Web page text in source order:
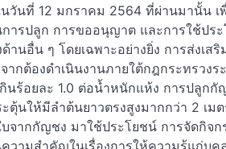
วันที่ 12 มกราคม 2564 ที่ผ่านมานั้น เ
ารปลูก การขออนุญาต และการใช้ปร
นอื่น ๆ โดยเฉพาะอย่างยิ่ง การส่งเส
ากต้องดำเนินงานภายใต้กฎกระทรวง
นร้อยละ 1.0 ต่อน้ำหนักแห้ง การปลูกกั
ตุ้นให้มีลำต้นยาวตรงสูงมากกว่า 2 เม
บจากกัญชง มาใช้ประโยชน์ การจัดกิจ
วามสำคัญในเรื่องการให้ความรู้แก่บุค